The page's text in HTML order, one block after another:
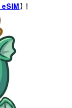
】！